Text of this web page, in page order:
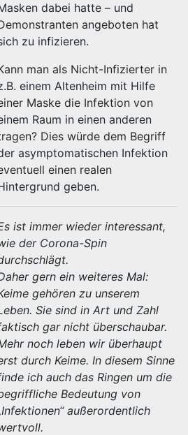
dabei hatte – und
angeboten hat
zu infizieren.
man als Nicht-Infizierter in
einem Altenheim mit Hilfe
Maske die Infektion von
Raum in einen anderen
Dies würde dem Begriff
asymptomatischen Infektion
einen realen
geben.
ist immer wieder interessant,
der Corona-Spin
gern ein weiteres Mal:
gehören zu unserem
Sie sind in Art und Zahl
gar nicht überschaubar.
noch leben wir überhaupt
durch Keime. In diesem Sinne
ich auch das Ringen um die
Bedeutung von
außerordentlich